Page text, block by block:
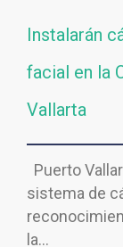
Instalarán
facial en la
Vallarta
Puerto
sistema de
la…